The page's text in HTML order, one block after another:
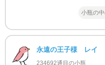
小瓶の
永遠の王子様 レイ
234692通目の小瓶